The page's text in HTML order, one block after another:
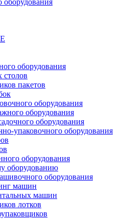
оборудования
столов
пакетов
оборудования
оборудования
оборудования
упаковочного оборудования
оборудования
оборудованию
оборудования
машин
машин
лотков